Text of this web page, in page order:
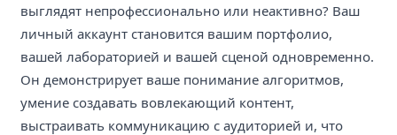
выглядят непрофессионально или неактивно? Ваш
личный аккаунт становится вашим портфолио,
вашей лабораторией и вашей сценой одновременно.
Он демонстрирует ваше понимание алгоритмов,
умение создавать вовлекающий контент,
выстраивать коммуникацию с аудиторией и, что